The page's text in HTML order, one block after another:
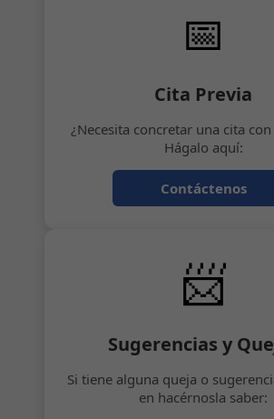
📅
Cita Previa
¿Necesita concretar una cita
Hágalo aquí:
Contáctenos
📨
Sugerencias y
Si tiene alguna queja o
en hacérnosla saber: